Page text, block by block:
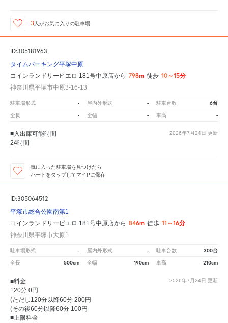
3人がお気に入りの駐車場
ID:305181963
タイムパーキング平塚中原
コインランドリーピエロ 181号中原店から 798m 徒歩 10～15分
神奈川県平塚市中原3-16-13
駐車場形式 - 屋内外形式 - 駐車台数 6台
全長 - 全幅 - 車高 -
2026年7月24日 更新
■入出庫可能時間
24時間
気に入った駐車場を見つけたら
ハートをタップしてマイPに保存
ID:305064512
平塚市総合公園南第1
コインランドリーピエロ 181号中原店から 846m 徒歩 11～16分
神奈川県平塚市大原1
駐車場形式 - 屋内外形式 - 駐車台数 300台
全長 500cm 全幅 190cm 車高 210cm
2026年7月24日 更新
■料金
120分 0円
(ただし120分以降60分 200円
(その後60分以降60分 100円
■上限料金